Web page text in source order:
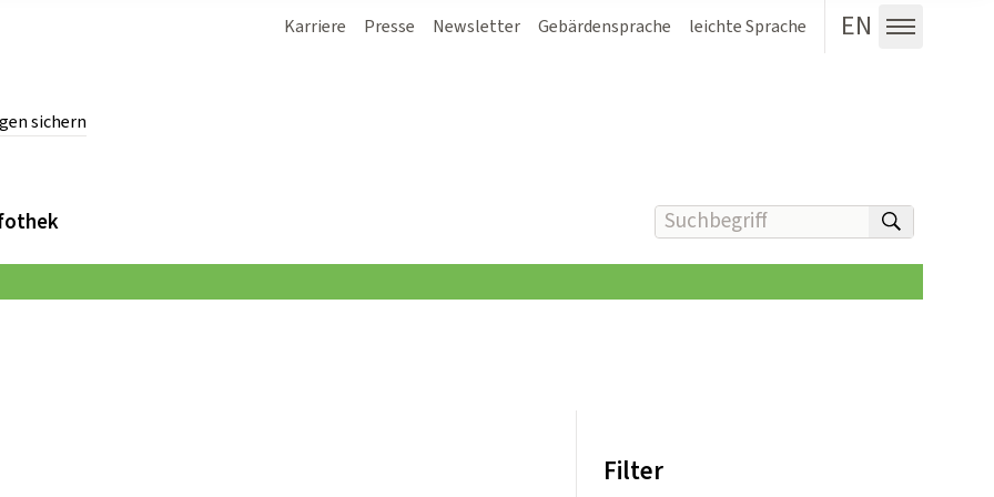
sichern
Karriere Presse Newsletter Gebärdensprache leichte Sprache EN
Menü
Suchbegriff(e) eingeben
Filter